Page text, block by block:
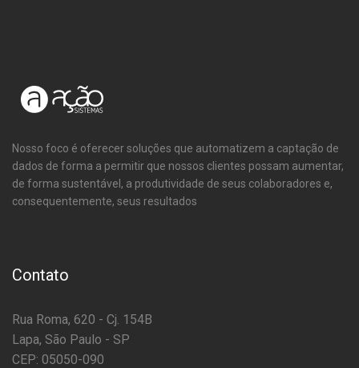
Nosso foco é oferecer soluções que automatizem a captação de
dados de forma a permitir que nossos clientes possam aumentar,
de forma sustentável, a produtividade de seus colaboradores e,
consequentemente, seus resultados
Contato
Rua Roma, 620 - Cj. 154B
Lapa, São Paulo - SP
CEP: 05050-090